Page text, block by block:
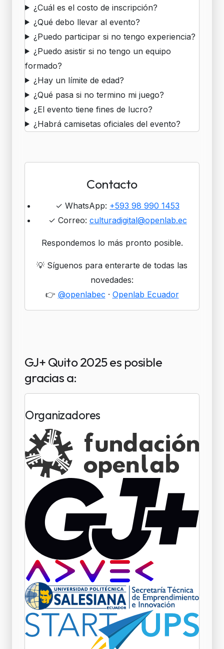
¿Cuál es el costo de inscripción?
¿Qué debo llevar al evento?
¿Puedo participar si no tengo experiencia?
¿Puedo asistir si no tengo un equipo
formado?
¿Hay un límite de edad?
¿Qué pasa si no termino mi juego?
¿El evento tiene fines de lucro?
¿Habrá camisetas oficiales del evento?
Contacto
✓ WhatsApp: +593 98 990 1453
✓ Correo: culturadigital@openlab.ec
Respondemos lo más pronto posible.
💡 Síguenos para enterarte de todas las
novedades:
👉 @openlabec · Openlab Ecuador
GJ+ Quito 2025 es posible
gracias a:
Organizadores